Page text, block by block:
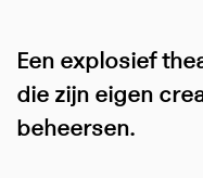
Een explosief
die zijn eigen
beheersen.